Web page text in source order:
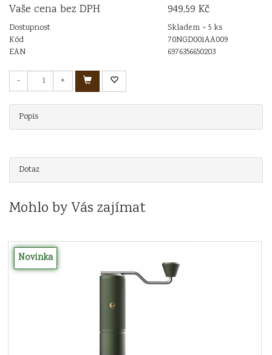
Vaše cena bez DPH
949,59 Kč
Dostupnost
Skladem > 5 ks
Kód
70NGD001AA009
EAN
6976356650203
- +
Popis
Dotaz
Mohlo by Vás zajímat
Novinka